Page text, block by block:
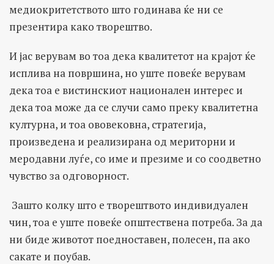
медиокритетството што годинава ќе ни се
презентира како творештво.
И јас верувам во тоа дека квалитетот на крајот ќе
исплива на површина, но уште повеќе верувам
дека тоа е вистинскиот национален интерес и
дека тоа може да се случи само преку квалитетна
културна, и тоа ововековна, стратегија,
произведена и реализирана од мериторни и
меродавни луѓе, со име и презиме и со соодветно
чувство за одговорност.
Зашто колку што е творештвото индивидуален
чин, тоа е уште повеќе општествена потреба. За да
ни биде животот поедноставен, полесен, па ако
сакате и поубав.